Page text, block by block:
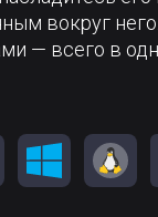
вокруг
— всего в